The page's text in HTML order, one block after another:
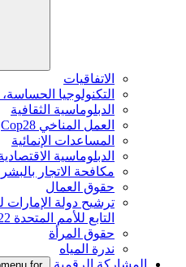
الاتفاقيات
التكنولوجيا
الدبلوماسية الثقافية
العمل المناخي Cop28
المساعدات الإنمائية
الدبلوماسية
مكافحة الاتجار بالبشر
حقوق العمال
ترشيح دولة
التابع للأمم المتحدة 2022-2024
حقوق المرأة
ندرة المياه
المشاركة الرقمية